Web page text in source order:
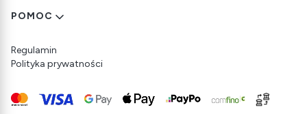
POMOC
Regulamin
Polityka prywatności